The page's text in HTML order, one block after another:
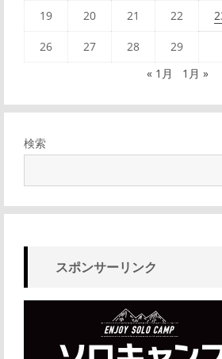
19 20 21 22
26 27 28
29
« 1月
1月 »
検索
スポンサーリンク